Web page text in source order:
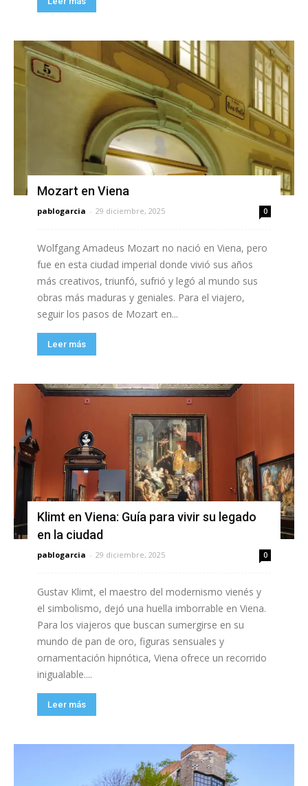
Mozart en Viena
pablogarcia - 29 diciembre, 2025 0
Wolfgang Amadeus Mozart no nació en Viena, pero
fue en esta ciudad imperial donde vivió sus años
más creativos, triunfó, sufrió y legó al mundo sus
obras más maduras y geniales. Para el viajero,
seguir los pasos de Mozart en...
Leer más
Klimt en Viena: Guía para vivir su legado
en la ciudad
pablogarcia - 29 diciembre, 2025 0
Gustav Klimt, el maestro del modernismo vienés y
el simbolismo, dejó una huella imborrable en Viena.
Para los viajeros que buscan sumergirse en su
mundo de pan de oro, figuras sensuales y
ornamentación hipnótica, Viena ofrece un recorrido
inigualable....
Leer más